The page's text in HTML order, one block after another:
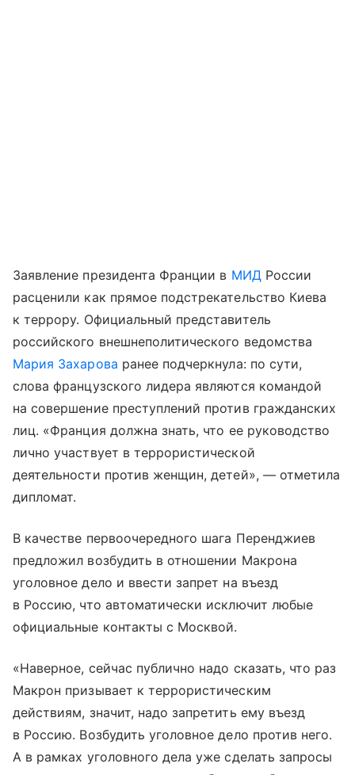
Заявление президента Франции в МИДРоссии
расценили как прямое подстрекательство Киева
к террору. Официальный представитель
российского внешнеполитического ведомства
Мария Захарова ранее подчеркнула: по сути,
слова французского лидера являются командой
на совершение преступлений против гражданских
лиц. «Франция должна знать, что ее руководство
лично участвует в террористической
деятельности против женщин, детей», — отметила
дипломат.
В качестве первоочередного шага Перенджиев
предложил возбудить в отношении Макрона
уголовное дело и ввести запрет на въезд
в Россию, что автоматически исключит любые
официальные контакты с Москвой.
«Наверное, сейчас публично надо сказать, что раз
Макрон призывает к террористическим
действиям, значит, надо запретить ему въезд
в Россию. Возбудить уголовное дело против него.
А в рамках уголовного дела уже сделать запросы